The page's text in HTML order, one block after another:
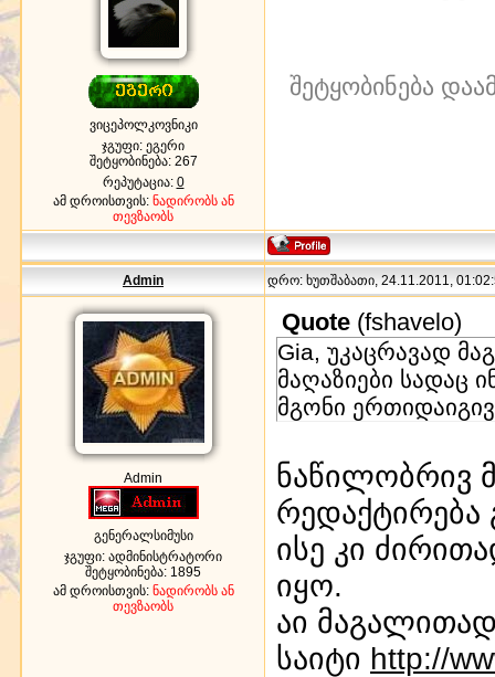
ვიცეპოლკოვნიკი
ჯგუფი: ეგერი
შეტყობინება: 267
რეპუტაცია: 0
ამ დროისთვის: ნადირობს ან
თევზაობს
შეტყობინება
Admin დრო: ხუთშაბათი, 24.11.2011,
Admin
გენერალსიმუსი
ჯგუფი: ადმინისტრატორი
შეტყობინება: 1895
ამ დროისთვის: ნადირობს ან
თევზაობს
Quote (fshavelo)
Gia, უკაცრავად
მაღაზიები სადაც
მგონი
ნაწილობრივ
რედაქტირება
ისე კი
იყო.
აი
საიტი http://